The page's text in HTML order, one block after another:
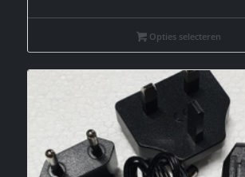
Opties selecteren